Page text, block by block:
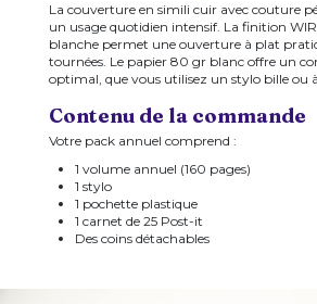
La couverture en simili cuir avec couture
un usage quotidien intensif. La finition
blanche permet une ouverture à plat
tournées. Le papier 80 gr blanc offre un
optimal, que vous utilisez un stylo bille ou
Contenu de la commande
Votre pack annuel comprend :
1 volume annuel (160 pages)
1 stylo
1 pochette plastique
1 carnet de 25 Post-it
Des coins détachables